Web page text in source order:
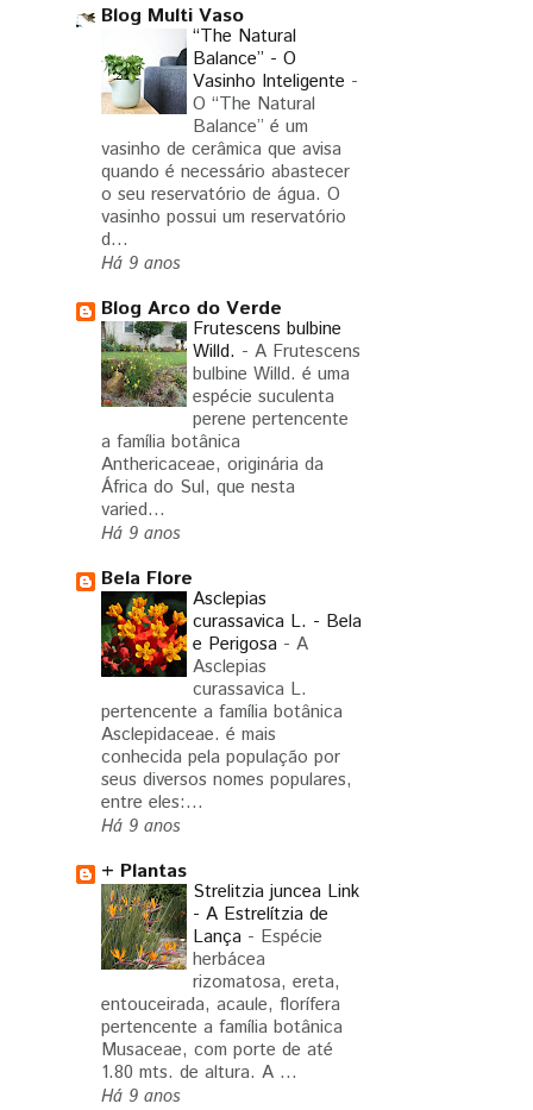
Blog Multi Vaso
“The Natural
Balance” - O
Vasinho Inteligente -
O “The Natural
Balance” é um
vasinho de cerâmica que avisa
quando é necessário abastecer
o seu reservatório de água. O
vasinho possui um reservatório
d...
Há 9 anos
Blog Arco do Verde
Frutescens bulbine
Willd. - A Frutescens
bulbine Willd. é uma
espécie suculenta
perene pertencente
a família botânica
Anthericaceae, originária da
África do Sul, que nesta
varied...
Há 9 anos
Bela Flore
Asclepias
curassavica L. - Bela
e Perigosa - A
Asclepias
curassavica L.
pertencente a família botânica
Asclepidaceae. é mais
conhecida pela população por
seus diversos nomes populares,
entre eles:...
Há 9 anos
+ Plantas
Strelitzia juncea Link
- A Estrelítzia de
Lança - Espécie
herbácea
rizomatosa, ereta,
entouceirada, acaule, florífera
pertencente a família botânica
Musaceae, com porte de até
1.80 mts. de altura. A ...
Há 9 anos